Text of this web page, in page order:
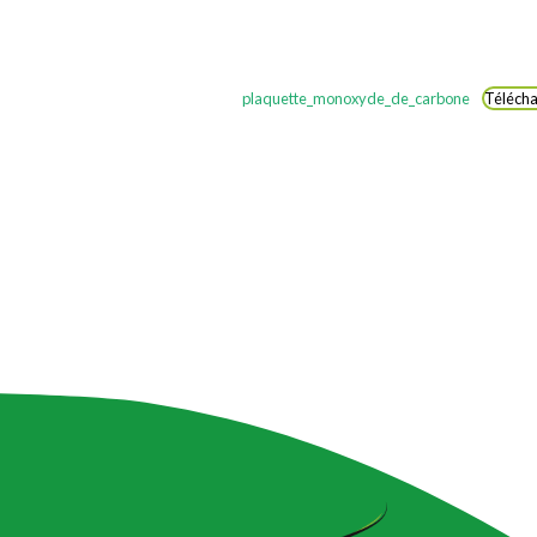
plaquette_monoxyde_de_carbone